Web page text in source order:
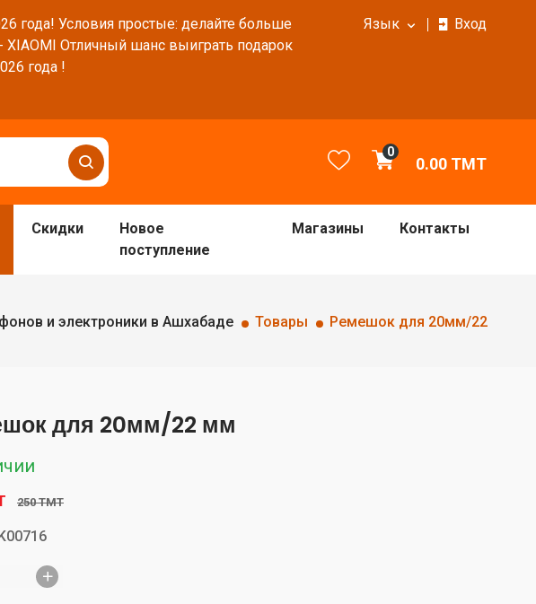
года! Условия простые: делайте больше
Отличный шанс выиграть подарок
года !
Язык Вход
0
0.00 TMT
Скидки
Новое
поступление
Магазины Контакты
и электроники в Ашхабаде Товары Ремешок для 20мм/22
для 20мм/22 мм
250 TMT